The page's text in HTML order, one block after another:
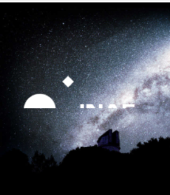
Strumenti
personali
Salta
contenuti.
|
Salta
alla
navigazione
Ricerca
avanzata…